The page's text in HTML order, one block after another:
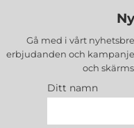
Gå med i vårt
erbjudanden och
och
Ditt namn